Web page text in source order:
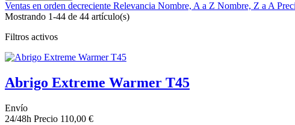
Ventas en orden decreciente Relevancia Nombre, A a Z Nombre, Z a A
Mostrando 1-44 de 44 artículo(s)
Filtros activos
Abrigo Extreme Warmer T45
Envío
24/48h Precio 110,00 €